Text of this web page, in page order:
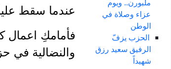
ملبورن.. ويوم
عزاء وصلاة في
الوطن
الحزب يزفّ
الرفيق سعيد رزق
شهيداً
عندما سقط
فأمامكِ اعمال
والنضالية في